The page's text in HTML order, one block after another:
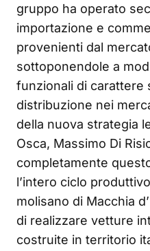
gruppo ha operato
importazione e
provenienti dal
sottoponendole a
funzionali di carattere
distribuzione nei
della nuova strategia
Osca, Massimo Di
completamente
l’intero ciclo
molisano di Macchia
di realizzare vetture
costruite in territorio